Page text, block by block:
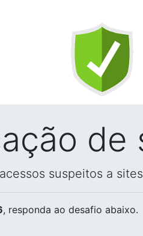
de
suspeitos a
, responda ao desafio abaixo.